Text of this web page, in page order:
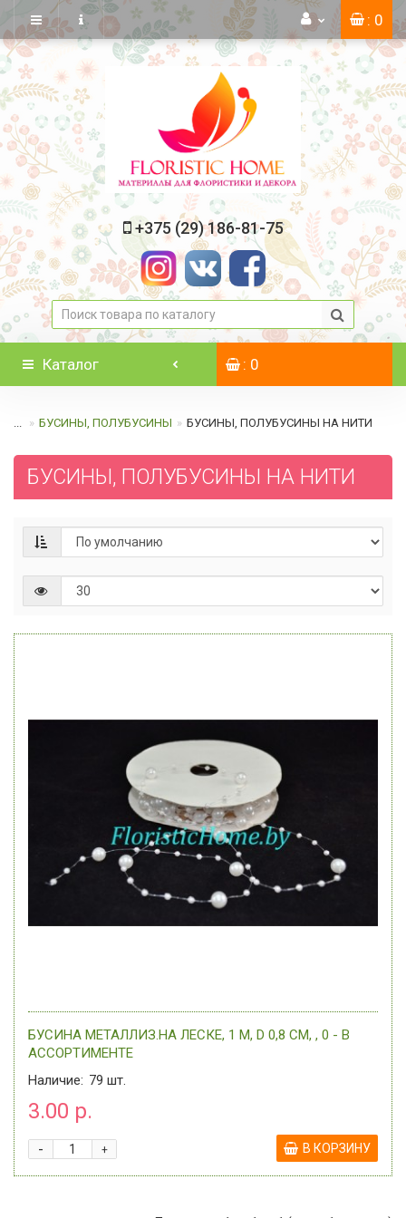
: 0
+375 (29) 186-81-75
Каталог : 0
... БУСИНЫ, ПОЛУБУСИНЫ БУСИНЫ, ПОЛУБУСИНЫ НА НИТИ
БУСИНЫ, ПОЛУБУСИНЫ НА НИТИ
БУСИНА МЕТАЛЛИЗ.НА ЛЕСКЕ, 1 М, D 0,8 СМ, , 0 - В
АССОРТИМЕНТЕ
Наличие: 79 шт.
3.00 р.
+
- В КОРЗИНУ